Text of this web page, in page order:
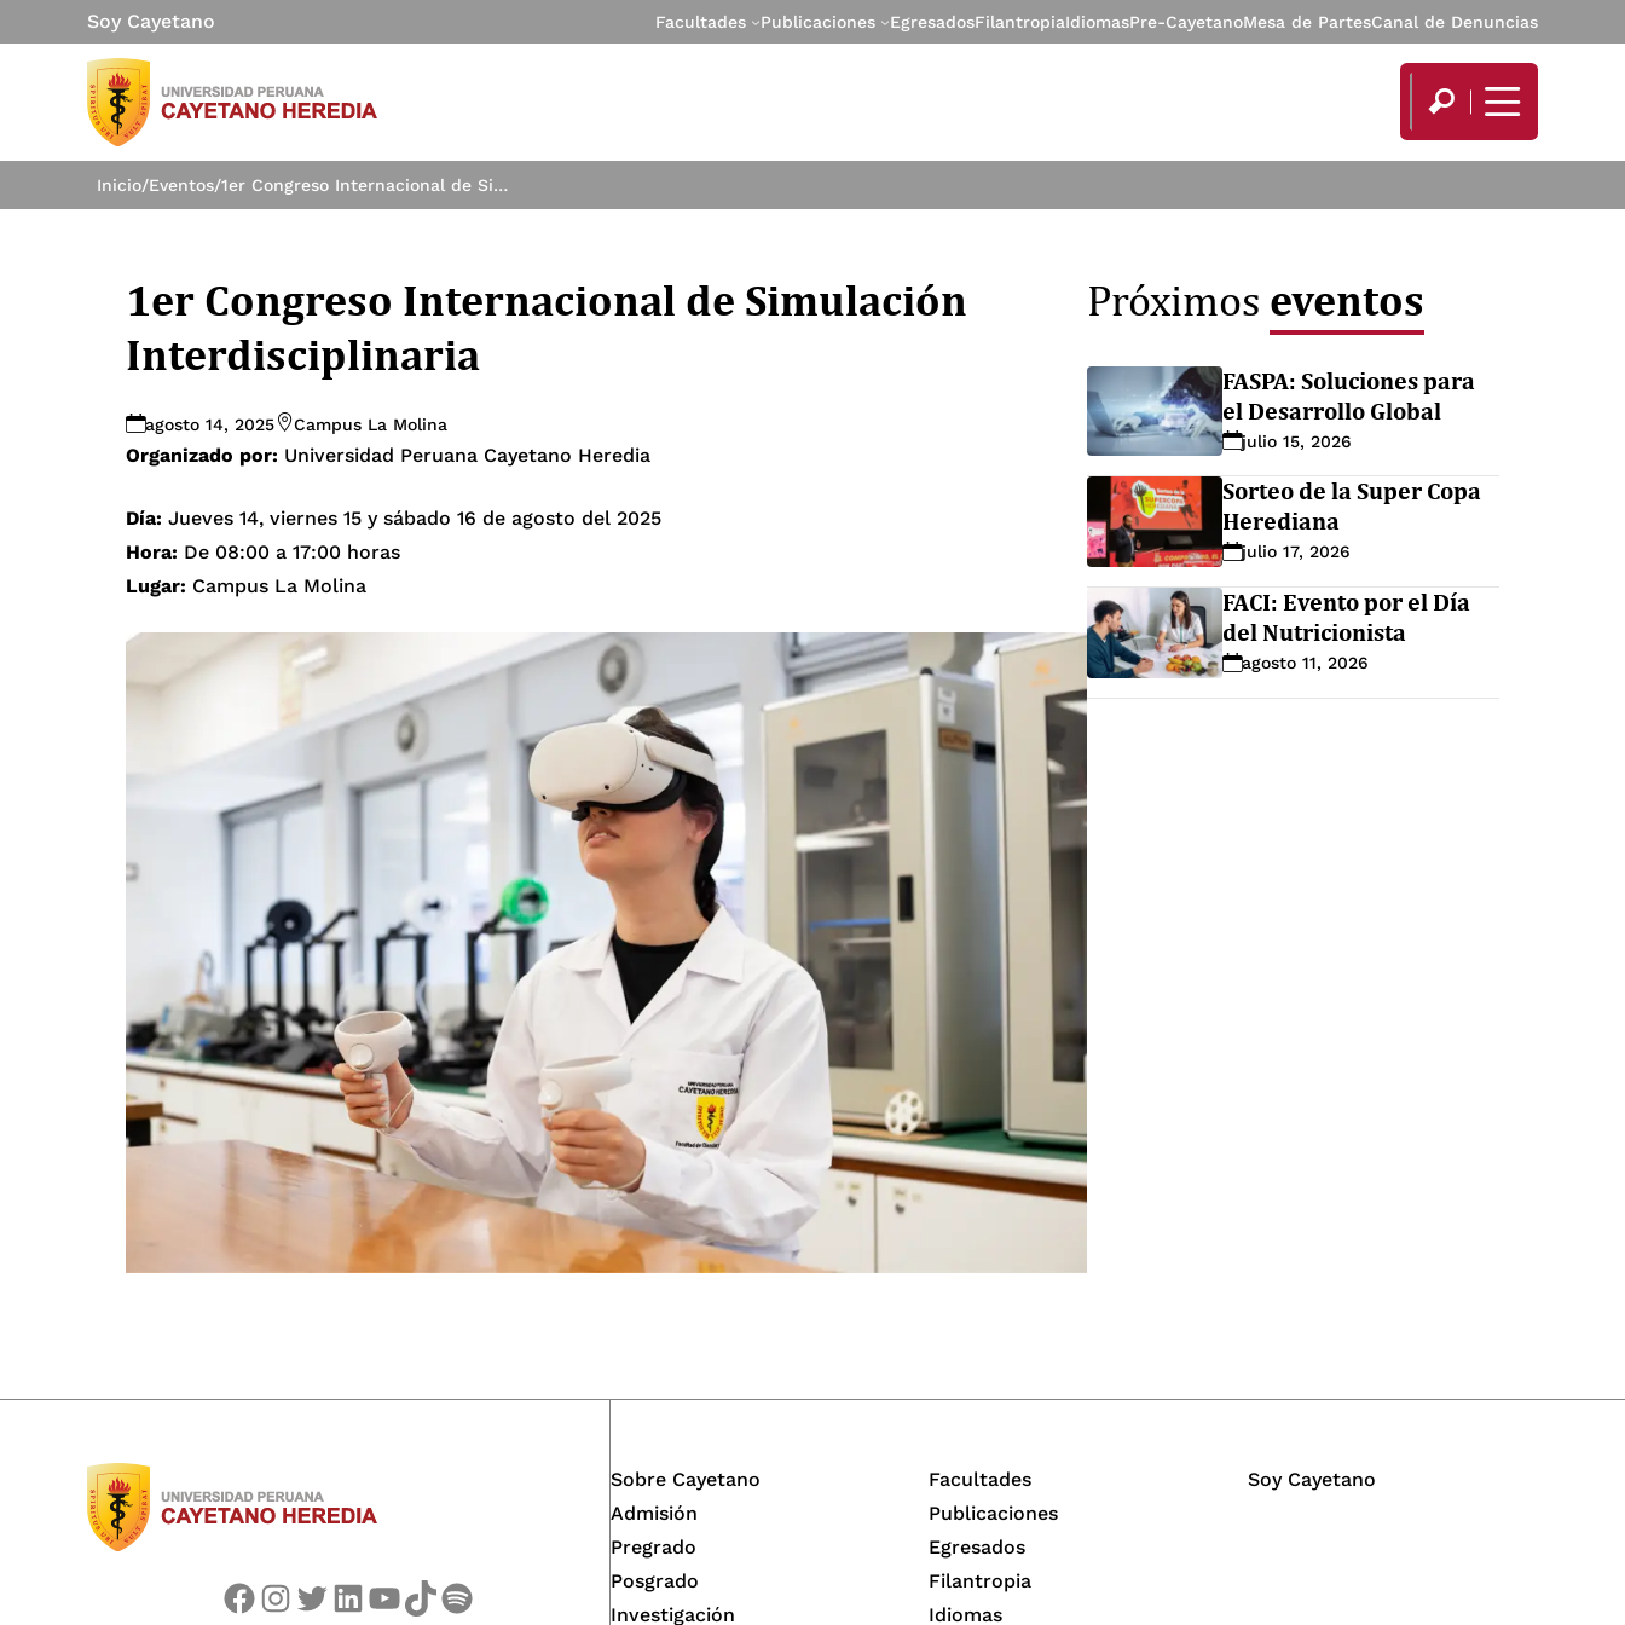
Soy Cayetano Facultades Publicaciones EgresadosFilantropiaIdiomasPre-CayetanoMesa de PartesCanal de Denuncias
Inicio/Eventos/ 1er Congreso Internacional de Simulación Interdisciplinaria
1er Congreso Internacional de Simulación
Interdisciplinaria
agosto 14, 2025 Campus La Molina
Organizado por: Universidad Peruana Cayetano Heredia
Día: Jueves 14, viernes 15 y sábado 16 de agosto del 2025
Hora: De 08:00 a 17:00 horas
Lugar: Campus La Molina
Próximos eventos
FASPA: Soluciones para
el Desarrollo Global
julio 15, 2026
Sorteo de la Super Copa
Herediana
julio 17, 2026
FACI: Evento por el Día
del Nutricionista
agosto 11, 2026
Facebook Instagram Twitter LinkedIn YouTube TikTok Spotify
Sobre Cayetano
Admisión
Pregrado
Posgrado
Investigación
Facultades
Publicaciones
Egresados
Filantropia
Idiomas
Soy Cayetano